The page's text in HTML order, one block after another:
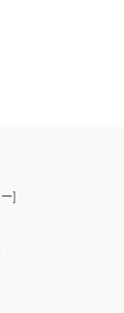
]